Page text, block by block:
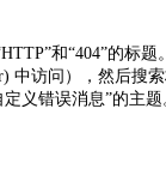
和“404”的标题
中访问），然后搜
定义错误消息”的主题